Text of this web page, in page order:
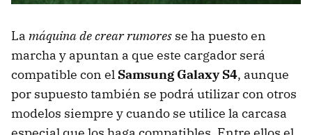
La máquina de crear rumores se ha puesto en
marcha y apuntan a que este cargador será
compatible con el Samsung Galaxy S4, aunque
por supuesto también se podrá utilizar con otros
modelos siempre y cuando se utilice la carcasa